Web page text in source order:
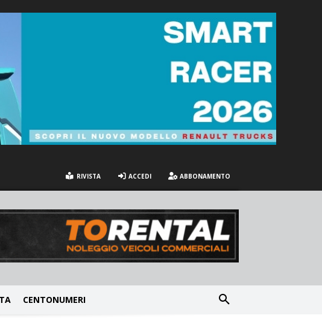
RIVISTA ACCEDI ABBONAMENTO
CENTONUMERI